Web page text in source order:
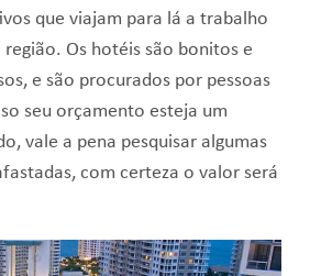
que viajam para lá a trabalho
região. Os hotéis são bonitos e
e são procurados por pessoas
seu orçamento esteja um
vale a pena pesquisar algumas
com certeza o valor será